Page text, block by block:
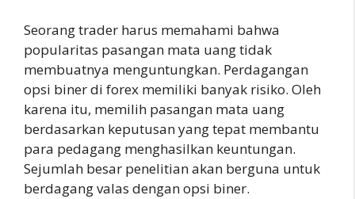
Seorang trader harus memahami bahwa
popularitas pasangan mata uang tidak
membuatnya menguntungkan. Perdagangan
opsi biner di forex memiliki banyak risiko. Oleh
karena itu, memilih pasangan mata uang
berdasarkan keputusan yang tepat membantu
para pedagang menghasilkan keuntungan.
Sejumlah besar penelitian akan berguna untuk
berdagang valas dengan opsi biner.